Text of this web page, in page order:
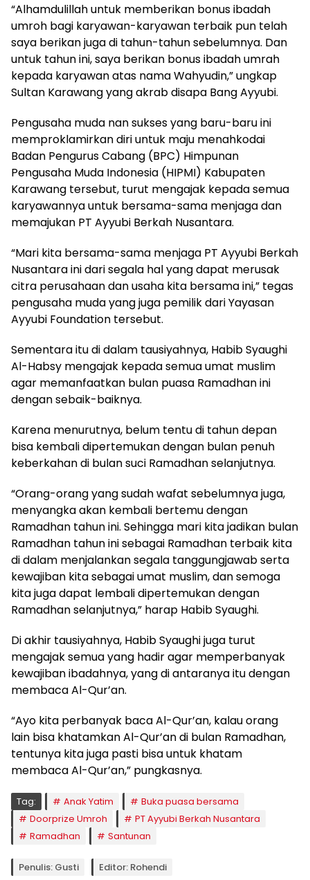
“Alhamdulillah untuk memberikan bonus ibadah
umroh bagi karyawan-karyawan terbaik pun telah
saya berikan juga di tahun-tahun sebelumnya. Dan
untuk tahun ini, saya berikan bonus ibadah umrah
kepada karyawan atas nama Wahyudin,” ungkap
Sultan Karawang yang akrab disapa Bang Ayyubi.
Pengusaha muda nan sukses yang baru-baru ini
memproklamirkan diri untuk maju menahkodai
Badan Pengurus Cabang (BPC) Himpunan
Pengusaha Muda Indonesia (HIPMI) Kabupaten
Karawang tersebut, turut mengajak kepada semua
karyawannya untuk bersama-sama menjaga dan
memajukan PT Ayyubi Berkah Nusantara.
“Mari kita bersama-sama menjaga PT Ayyubi Berkah
Nusantara ini dari segala hal yang dapat merusak
citra perusahaan dan usaha kita bersama ini,” tegas
pengusaha muda yang juga pemilik dari Yayasan
Ayyubi Foundation tersebut.
Sementara itu di dalam tausiyahnya, Habib Syaughi
Al-Habsy mengajak kepada semua umat muslim
agar memanfaatkan bulan puasa Ramadhan ini
dengan sebaik-baiknya.
Karena menurutnya, belum tentu di tahun depan
bisa kembali dipertemukan dengan bulan penuh
keberkahan di bulan suci Ramadhan selanjutnya.
“Orang-orang yang sudah wafat sebelumnya juga,
menyangka akan kembali bertemu dengan
Ramadhan tahun ini. Sehingga mari kita jadikan bulan
Ramadhan tahun ini sebagai Ramadhan terbaik kita
di dalam menjalankan segala tanggungjawab serta
kewajiban kita sebagai umat muslim, dan semoga
kita juga dapat lembali dipertemukan dengan
Ramadhan selanjutnya,” harap Habib Syaughi.
Di akhir tausiyahnya, Habib Syaughi juga turut
mengajak semua yang hadir agar memperbanyak
kewajiban ibadahnya, yang di antaranya itu dengan
membaca Al-Qur’an.
“Ayo kita perbanyak baca Al-Qur’an, kalau orang
lain bisa khatamkan Al-Qur’an di bulan Ramadhan,
tentunya kita juga pasti bisa untuk khatam
membaca Al-Qur’an,” pungkasnya.
Tag: Anak Yatim
Buka puasa bersama
Doorprize Umroh
PT Ayyubi Berkah Nusantara
Ramadhan
Santunan
Penulis: Gusti Editor: Rohendi